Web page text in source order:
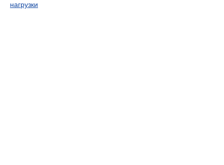
нагрузки